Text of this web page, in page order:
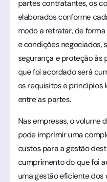
partes contratantes, os
elaborados conforme
modo a retratar, de
e condições negociados,
segurança e proteção às
que foi acordado será
os requisitos e princípios
entre as partes.
Nas empresas, o volume
pode imprimir uma
custos para a gestão
cumprimento do que foi
uma gestão eficiente